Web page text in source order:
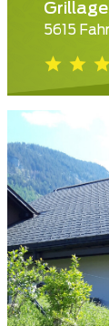
5615